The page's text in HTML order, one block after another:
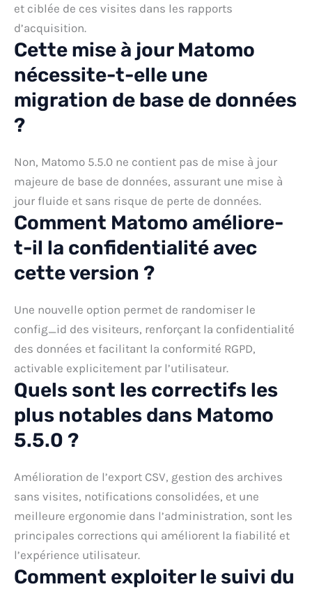
et ciblée de ces visites dans les rapports
d’acquisition.
Cette mise à jour Matomo
nécessite-t-elle une
migration de base de données
?
Non, Matomo 5.5.0 ne contient pas de mise à jour
majeure de base de données, assurant une mise à
jour fluide et sans risque de perte de données.
Comment Matomo améliore-
t-il la confidentialité avec
cette version ?
Une nouvelle option permet de randomiser le
config_id des visiteurs, renforçant la confidentialité
des données et facilitant la conformité RGPD,
activable explicitement par l’utilisateur.
Quels sont les correctifs les
plus notables dans Matomo
5.5.0 ?
Amélioration de l’export CSV, gestion des archives
sans visites, notifications consolidées, et une
meilleure ergonomie dans l’administration, sont les
principales corrections qui améliorent la fiabilité et
l’expérience utilisateur.
Comment exploiter le suivi du